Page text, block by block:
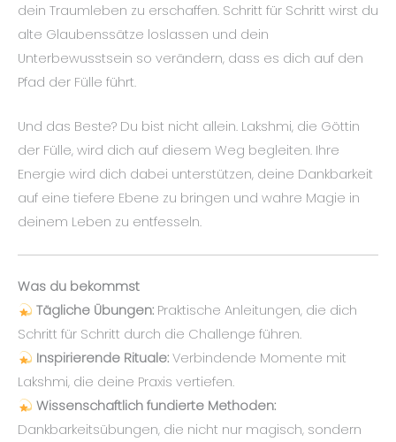
dein Traumleben zu erschaffen. Schritt für Schritt wirst du
alte Glaubenssätze loslassen und dein
Unterbewusstsein so verändern, dass es dich auf den
Pfad der Fülle führt.
Und das Beste? Du bist nicht allein. Lakshmi, die Göttin
der Fülle, wird dich auf diesem Weg begleiten. Ihre
Energie wird dich dabei unterstützen, deine Dankbarkeit
auf eine tiefere Ebene zu bringen und wahre Magie in
deinem Leben zu entfesseln.
Was du bekommst
Tägliche Übungen:Praktische Anleitungen, die dich
Schritt für Schritt durch die Challenge führen.
Inspirierende Rituale:Verbindende Momente mit
Lakshmi, die deine Praxis vertiefen.
Wissenschaftlich fundierte Methoden:
Dankbarkeitsübungen, die nicht nur magisch, sondern